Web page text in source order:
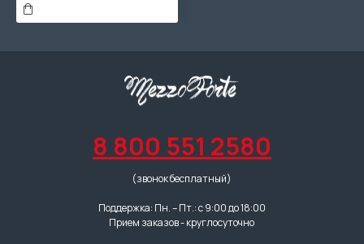
8 800 551 2580
(звонок бесплатный)
Поддержка: Пн. – Пт.: с 9:00 до 18:00
Прием заказов - круглосуточно